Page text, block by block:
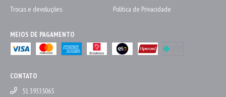
Trocas e devoluções Política de Privacidade
MEIOS DE PAGAMENTO
CONTATO
51 39335065